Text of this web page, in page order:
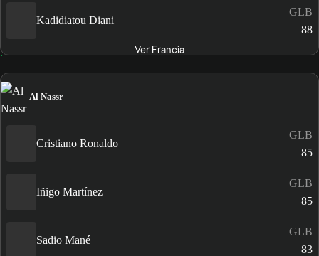
Kadidiatou Diani
GLB
88
Ver Francia
Al Nassr
Cristiano Ronaldo
GLB
85
Iñigo Martínez
GLB
85
Sadio Mané
GLB
83